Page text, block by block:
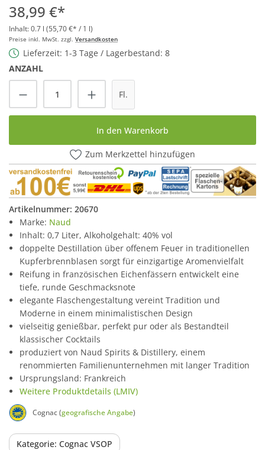
Durchschnittliche Bewertung von 5 von 5 Sternen
38,99 €*
Inhalt:0.7 l (55,70 €* / 1 l)
Preise inkl. MwSt. zzgl. Versandkosten
Lieferzeit: 1-3 Tage / Lagerbestand: 8
ANZAHL
Produkt Anzahl: Gib den gewünschten
Fl.
In den Warenkorb
Zum Merkzettel hinzufügen
Artikelnummer: 20670
Marke: Naud
Inhalt: 0,7 Liter, Alkoholgehalt: 40% vol
doppelte Destillation über offenem Feuer in traditionellen
Kupferbrennblasen sorgt für einzigartige Aromenvielfalt
Reifung in französischen Eichenfässern entwickelt eine
tiefe, runde Geschmacksnote
elegante Flaschengestaltung vereint Tradition und
Moderne in einem minimalistischen Design
vielseitig genießbar, perfekt pur oder als Bestandteil
klassischer Cocktails
produziert von Naud Spirits & Distillery, einem
renommierten Familienunternehmen mit langer Tradition
Ursprungsland: Frankreich
Weitere Produktdetails (LMIV)
Cognac (geografische Angabe)
Kategorie: Cognac VSOP